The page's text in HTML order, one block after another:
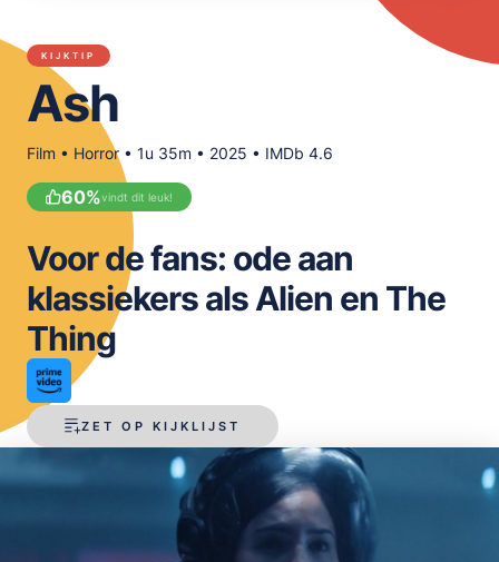
KIJK
meJane
FILTER FILMS EN SERIES OP MIJN
ALLES/NIETS SELECTEREN
Download
de
App
KIJKTIP
Ash
Film • Horror • 1u 35m • 2025 • IMDb 4.6
60%vindt dit leuk!
ZET OP KIJKLIJST
Voor de fans: ode aan
klassiekers als Alien en The
Thing